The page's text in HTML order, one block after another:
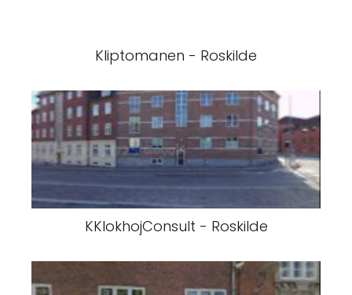
Kliptomanen - Roskilde
KKlokhojConsult - Roskilde